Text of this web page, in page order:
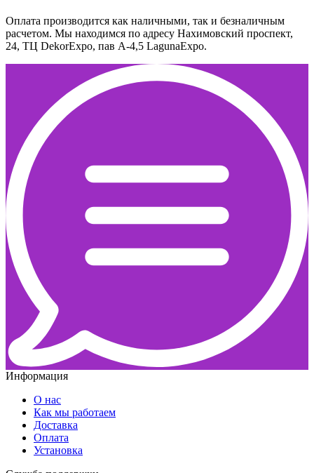
Оплата производится как наличными, так и безналичным
расчетом. Мы находимся по адресу Нахимовский проспект,
24, ТЦ DekorExpo, пав А-4,5 LagunaExpo.
Информация
О нас
Как мы работаем
Доставка
Оплата
Установка